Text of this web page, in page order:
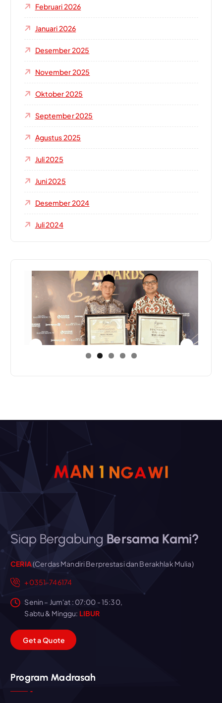
Februari 2026
Januari 2026
Desember 2025
November 2025
Oktober 2025
September 2025
Agustus 2025
Juli 2025
Juni 2025
Desember 2024
Juli 2024
MAN 1 NGAWI
Siap Bergabung Bersama Kami?
CERIA(Cerdas Mandiri Berprestasi dan Berakhlak Mulia)
+0351-746174
Senin – Jum'at : 07:00 - 15:30,
Sabtu & Minggu: LIBUR
GetaQuote
Program Madrasah